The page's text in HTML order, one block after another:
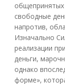
общепринятых
свободные
напротив,
Изначально
реализации
деньги,
однако
форме»,